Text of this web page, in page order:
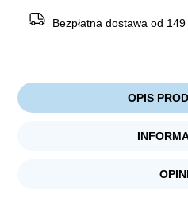
Bezpłatna dostawa od 149
OPIS